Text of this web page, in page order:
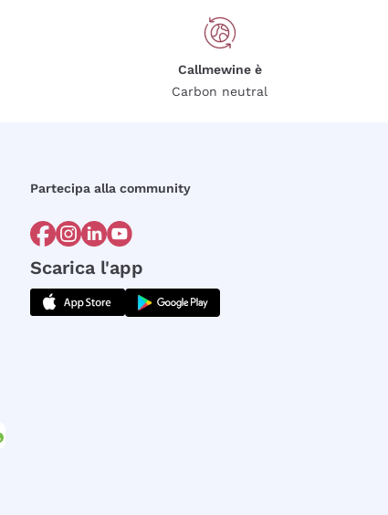
Callmewine è
Carbon neutral
Partecipa alla community
Scarica l'app